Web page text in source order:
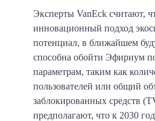
Эксперты VanEck считают,
инновационный подход
потенциал, в ближайшем
способна обойти Эфириум
параметрам, таким как
пользователей или общий
заблокированных средств
предполагают, что к 2030